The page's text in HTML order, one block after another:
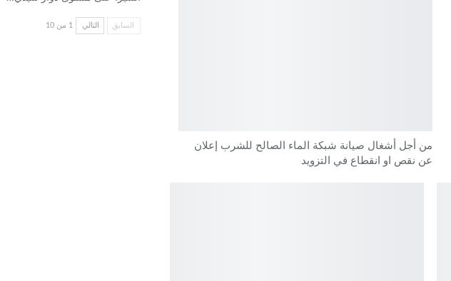
من أجل أشغال صيانة شبكة الماء الصالح للشرب إعلان
عن نقص او انقطاع في التزويد
السابق التالي 1 من 10